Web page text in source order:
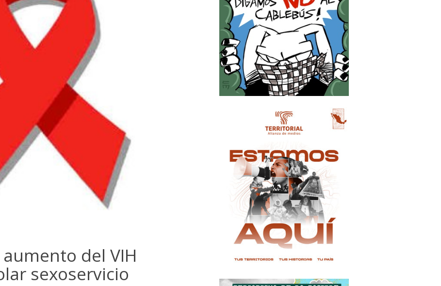
del VIH
sexoservicio